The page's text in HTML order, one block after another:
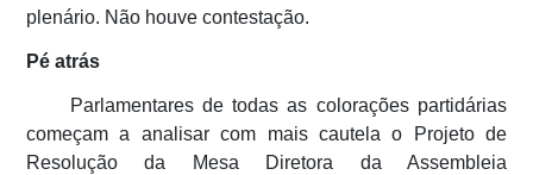
plenário. Não houve contestação.
Pé atrás
Parlamentares de todas as colorações partidárias
começam a analisar com mais cautela o Projeto de
Resolução da Mesa Diretora da Assembleia